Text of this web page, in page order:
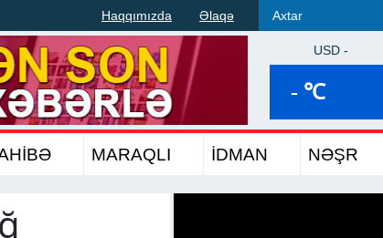
Haqqımızda Əlaqə
USD -
- ℃
MARAQLI İDMAN NƏŞR